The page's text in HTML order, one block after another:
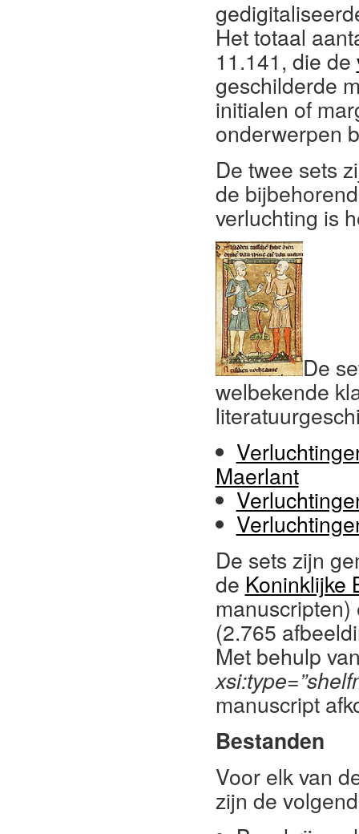
Het totaal
11.141, die de
geschilderde
initialen of
onderwerpen
De twee sets
de
verluchting is
De
welbekende
Maerlant
De sets zijn
de Koninklijke
(2.765
Met behulp
manuscript
Bestanden
Voor elk van
zijn de